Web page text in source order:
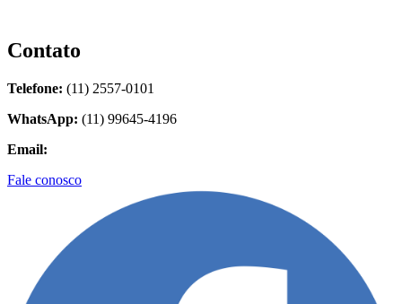
Contato
Telefone: (11) 2557-0101
WhatsApp: (11) 99645-4196
Email:
Fale conosco